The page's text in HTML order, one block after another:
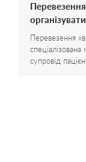
Перевезення
супровід